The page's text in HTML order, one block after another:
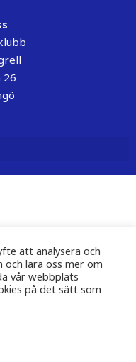
26
att analysera och
lära oss mer om
vår webbplats
på det sätt som